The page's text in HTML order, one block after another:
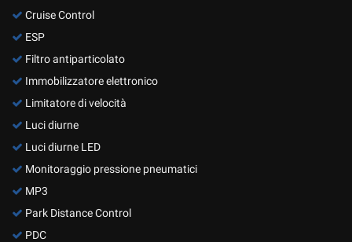
Cruise Control
ESP
Filtro antiparticolato
Immobilizzatore elettronico
Limitatore di velocità
Luci diurne
Luci diurne LED
Monitoraggio pressione pneumatici
MP3
Park Distance Control
PDC